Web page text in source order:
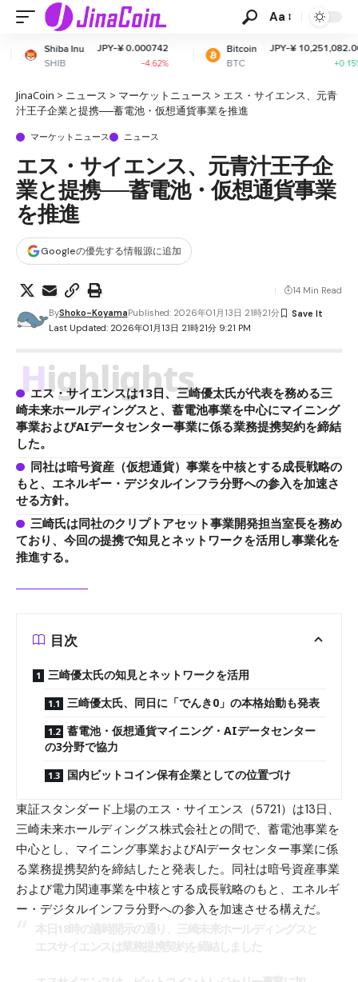
Aa
JPY-¥ 0.000742
-4.62%
Bitcoin
BTC
JPY-¥ 10,251,082.00
ETH
JinaCoin > ニュース > マーケットニュース > エス・サイエンス、元青
汁王子企業と提携──蓄電池・仮想通貨事業を推進
マーケットニュース ニュース
エス・サイエンス、元青汁王子企
業と提携──蓄電池・仮想通貨事業
を推進
Googleの優先する情報源に追加
Last Updated: 2026年01月13日 21時21分 9:21 PM
ByShoko-KoyamaPublished: 2026年01月13日 21時21分
14 Min Read
Highlights
エス・サイエンスは13日、三崎優太氏が代表を務める三
崎未来ホールディングスと、蓄電池事業を中心にマイニング
事業およびAIデータセンター事業に係る業務提携契約を締結
した。
同社は暗号資産（仮想通貨）事業を中核とする成長戦略の
もと、エネルギー・デジタルインフラ分野への参入を加速さ
せる方針。
三崎氏は同社のクリプトアセット事業開発担当室長を務め
ており、今回の提携で知見とネットワークを活用し事業化を
推進する。
目次
三崎優太氏の知見とネットワークを活用
三崎優太氏、同日に「でんき0」の本格始動も発表
蓄電池・仮想通貨マイニング・AIデータセンター
の3分野で協力
国内ビットコイン保有企業としての位置づけ
東証スタンダード上場のエス・サイエンス（5721）は13日、
三崎未来ホールディングス株式会社との間で、蓄電池事業を
中心とし、マイニング事業およびAIデータセンター事業に係
る業務提携契約を締結したと発表した。同社は暗号資産事業
および電力関連事業を中核とする成長戦略のもと、エネルギ
ー・デジタルインフラ分野への参入を加速させる構えだ。